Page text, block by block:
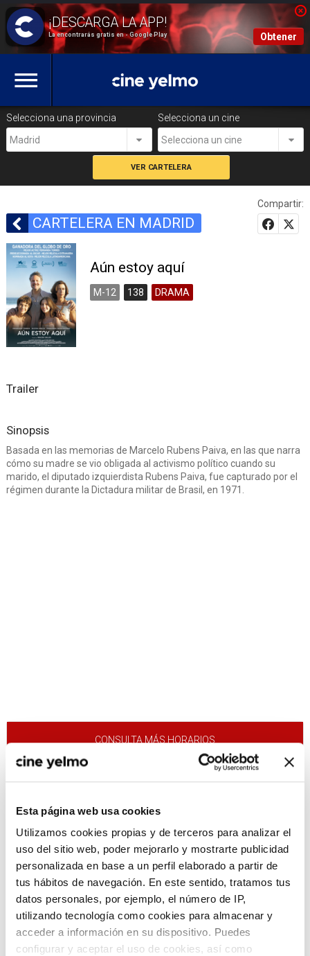
La encontrarás gratis en - Google Play Obtener
Esta página web usa cookies
Utilizamos cookies propias y de terceros para analizar el
uso del sitio web, poder mejorarlo y mostrarte publicidad
personalizada en base a un perfil elaborado a partir de
tus hábitos de navegación. En este sentido, tratamos tus
datos personales, por ejemplo, el número de IP,
utilizando tecnología como cookies para almacenar y
acceder a información en su dispositivo. Puedes
configurar y aceptar el uso de cookies, así como
Selecciona una provincia
Madrid
Selecciona un cine
Selecciona un cine
CARTELERA EN MADRID
Compartir:
Aún estoy aquí
M-12 138 DRAMA
Trailer
Sinopsis
Basada en las memorias de Marcelo Rubens Paiva, en las que narra
cómo su madre se vio obligada al activismo político cuando su
marido, el diputado izquierdista Rubens Paiva, fue capturado por el
régimen durante la Dictadura militar de Brasil, en 1971.
CONSULTA MÁS HORARIOS
:(
No hay películas con el
criterio de búsqueda
seleccionado.